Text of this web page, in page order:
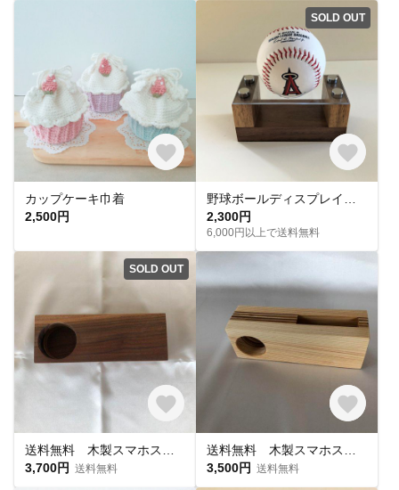
カップケーキ巾着
2,500円
SOLD OUT
2,300円
6,000円以上で送料無料
SOLD OUT
3,700円 送料無料
3,500円 送料無料